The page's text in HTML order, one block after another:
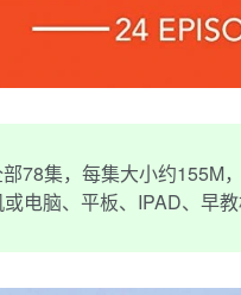
78集，每集大小约155M
电脑、平板、IPAD、早教